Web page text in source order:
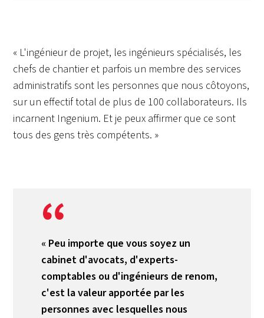
« L'ingénieur de projet, les ingénieurs spécialisés, les
chefs de chantier et parfois un membre des services
administratifs sont les personnes que nous côtoyons,
sur un effectif total de plus de 100 collaborateurs. Ils
incarnent Ingenium. Et je peux affirmer que ce sont
tous des gens très compétents. »
« Peu importe que vous soyez un
cabinet d'avocats, d'experts-
comptables ou d'ingénieurs de renom,
c'est la valeur apportée par les
personnes avec lesquelles nous